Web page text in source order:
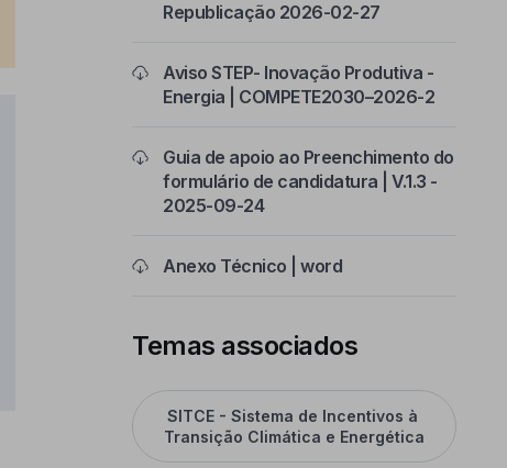
Republicação 2026-02-27
Aviso STEP- Inovação Produtiva -
Energia | COMPETE2030–2026-2
Guia de apoio ao Preenchimento do
formulário de candidatura | V.1.3 -
2025-09-24
Anexo Técnico | word
Temas associados
SITCE - Sistema de Incentivos à
Transição Climática e Energética